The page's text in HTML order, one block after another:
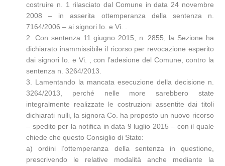
costruire n. 1 rilasciato dal Comune in data 24 novembre
2008 – in asserita ottemperanza della sentenza n.
7164/2006 – ai signori Io. e Vi. .
2. Con sentenza 11 giugno 2015, n. 2855, la Sezione ha
dichiarato inammissibile il ricorso per revocazione esperito
dai signori Io. e Vi. , con l’adesione del Comune, contro la
sentenza n. 3264/2013.
3. Lamentando la mancata esecuzione della decisione n.
3264/2013, perché nelle more sarebbero state
integralmente realizzate le costruzioni assentite dai titoli
dichiarati nulli, la signora Co. ha proposto un nuovo ricorso
– spedito per la notifica in data 9 luglio 2015 – con il quale
chiede che questo Consiglio di Stato:
a) ordini l’ottemperanza della sentenza in questione,
prescrivendo le relative modalità anche mediante la